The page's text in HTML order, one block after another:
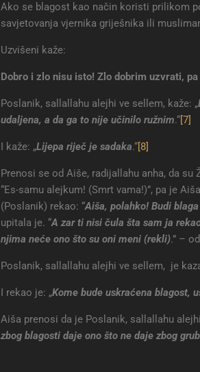
Ako se blagost kao način koristi prilikom
savjetovanja vjernika griješnika ili
Uzvišeni kaže:
Dobro i zlo nisu isto! Zlo dobrim uzvrati,
Poslanik, sallallahu alejhi ve sellem, kaže: „
udaljena, a da ga to nije učinilo ružnim.“ [7]
I kaže: „Lijepa riječ je sadaka.“ [8]
Prenosi se od Aiše, radijallahu anha, da
“Es-samu alejkum! (Smrt vama!)”, pa je
(Poslanik) rekao: “Aiša, polahko! Budi
upitala je. “A zar ti nisi čula šta sam ja
njima neće ono što su oni meni (rekli).” –
Poslanik, sallallahu alejhi ve sellem, je
I rekao je: „Kome bude uskraćena blagost,
Aiša prenosi da je Poslanik, sallallahu
zbog blagosti daje ono što ne daje zbog